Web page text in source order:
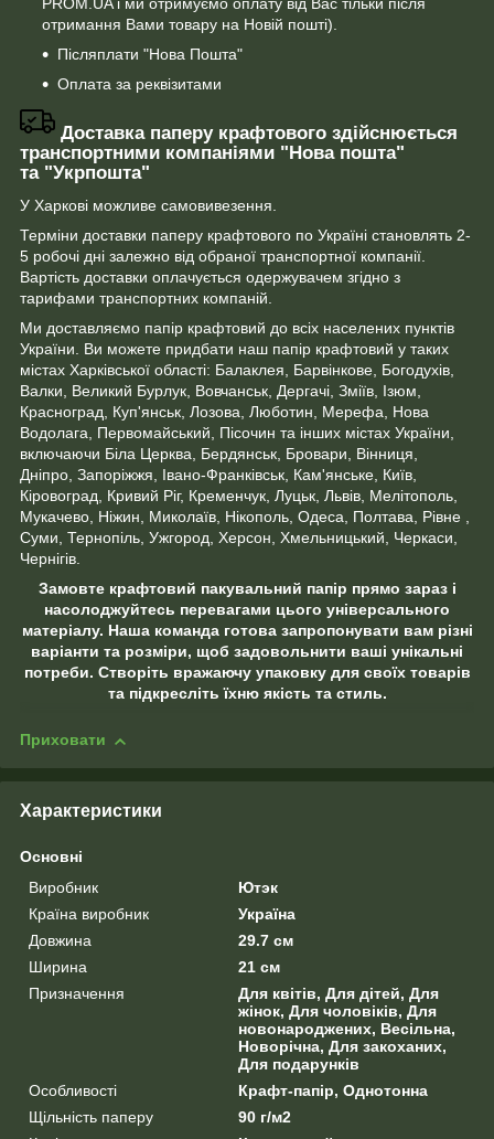
отримання Вами товару на Новій пошті).
Післяплати "Нова Пошта"
Оплата за реквізитами
Доставка паперу крафтового здійснюється
транспортними компаніями "Нова пошта"
та "Укрпошта"
У Харкові можливе самовивезення.
Терміни доставки паперу крафтового по Україні становлять 2-
5 робочі дні залежно від обраної транспортної компанії.
Вартість доставки оплачується одержувачем згідно з
тарифами транспортних компаній.
Ми доставляємо папір крафтовий до всіх населених пунктів
України. Ви можете придбати наш папір крафтовий у таких
містах Харківської області: Балаклея, Барвінкове, Богодухів,
Валки, Великий Бурлук, Вовчанськ, Дергачі, Зміїв, Ізюм,
Красноград, Куп'янськ, Лозова, Люботин, Мерефа, Нова
Водолага, Первомайський, Пісочин та інших містах України,
включаючи Біла Церква, Бердянськ, Бровари, Вінниця,
Дніпро, Запоріжжя, Івано-Франківськ, Кам'янське, Київ,
Кіровоград, Кривий Ріг, Кременчук, Луцьк, Львів, Мелітополь,
Мукачево, Ніжин, Миколаїв, Нікополь, Одеса, Полтава, Рівне ,
Суми, Тернопіль, Ужгород, Херсон, Хмельницький, Черкаси,
Чернігів.
Замовте крафтовий пакувальний папір прямо зараз і
насолоджуйтесь перевагами цього універсального
матеріалу. Наша команда готова запропонувати вам різні
варіанти та розміри, щоб задовольнити ваші унікальні
потреби. Створіть вражаючу упаковку для своїх товарів
та підкресліть їхню якість та стиль.
Приховати
Характеристики
Основні
Виробник
Ютэк
Країна виробник
Україна
Довжина
29.7 см
Ширина
21 см
Призначення
Для квітів, Для дітей, Для
жінок, Для чоловіків, Для
новонароджених, Весільна,
Новорічна, Для закоханих,
Для подарунків
Особливості
Крафт-папір, Однотонна
Щільність паперу
90 г/м2